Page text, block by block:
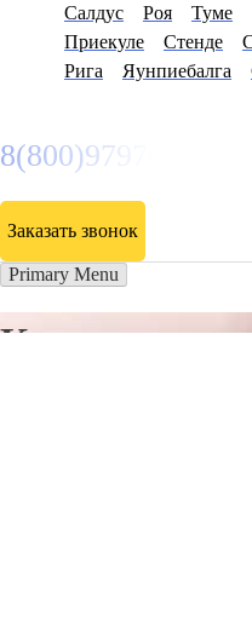
Салдус
Роя Туме
Приекуле
Стенде
Рига
Яунпиебалга
8(800)9797043
Заказать звонок
Primary Menu
Курсы